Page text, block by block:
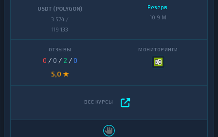
USDT (POLYGON)
3 574 /
119 133
Резерв:
10,9 M
0 / 0 / 2 /0
5,0 ★